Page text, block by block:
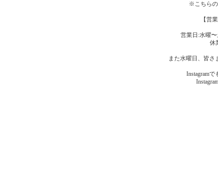
※こちら
【営
営業日:水曜
休
また水曜日、皆さ
Instagram